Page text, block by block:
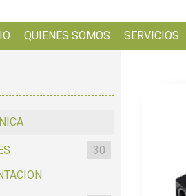
QUIENES SOMOS SERVICIOS
30